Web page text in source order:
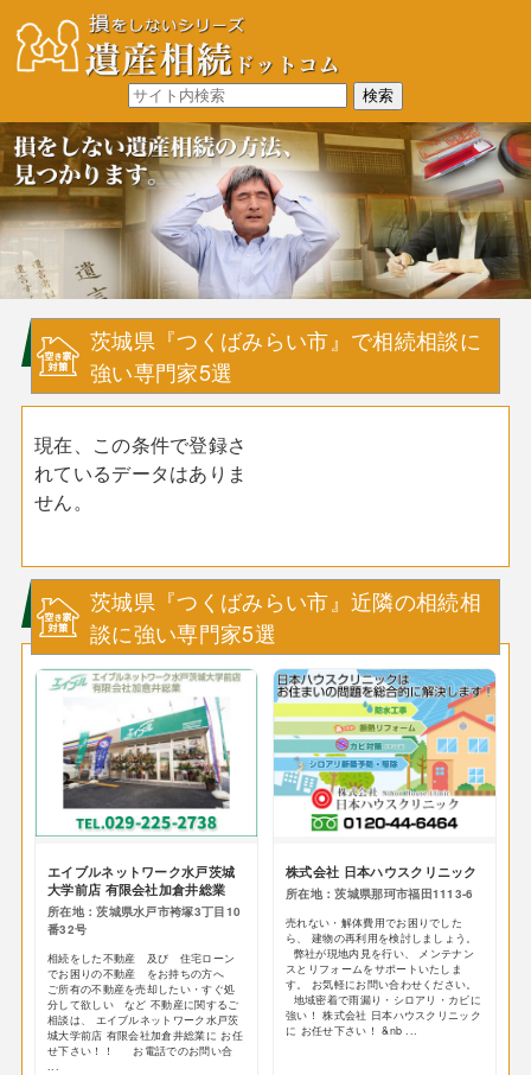
茨城県『つくばみらい市』で相続相談に
強い専門家5選
現在、この条件で登録さ
れているデータはありま
せん。
茨城県『つくばみらい市』近隣の相続相
談に強い専門家5選
エイブルネットワーク水戸茨城
大学前店 有限会社加倉井総業
所在地：茨城県水戸市袴塚3丁目10
番32号
相続をした不動産 及び 住宅ローン
でお困りの不動産 をお持ちの方へ
ご所有の不動産を売却したい・すぐ処
分して欲しい など 不動産に関するご
相談は、 エイブルネットワーク水戸茨
城大学前店 有限会社加倉井総業に お任
せ下さい！！ お電話でのお問い合
...
株式会社 日本ハウスクリニック
所在地：茨城県那珂市福田1113-6
売れない・解体費用でお困りでした
ら、 建物の再利用を検討しましょう。
弊社が現地内見を行い、 メンテナン
スとリフォームをサポートいたしま
す。 お気軽にお問い合わせください。
地域密着で雨漏り・シロアリ・カビに
強い！ 株式会社 日本ハウスクリニック
に お任せ下さい！ &nb ...